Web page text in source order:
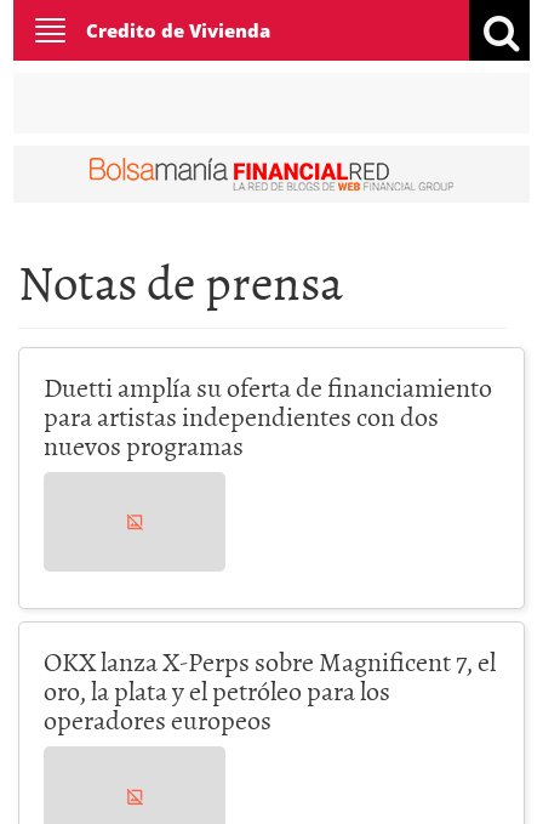
Toggle
navigation
Credito de Vivienda
Notas de prensa
Duetti amplía su oferta de financiamiento
para artistas independientes con dos
nuevos programas
OKX lanza X-Perps sobre Magnificent 7, el
oro, la plata y el petróleo para los
operadores europeos